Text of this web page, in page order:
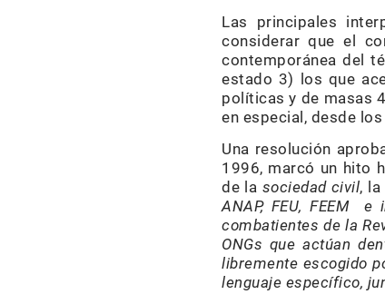
Las principales
considerar que el
contemporánea del
estado 3) los que
políticas y de masas
en especial, desde
Una resolución
1996, marcó un hito
de la sociedad civil,
ANAP, FEU, FEEM
combatientes de la
ONGs que actúan
libremente escogido
lenguaje específico,